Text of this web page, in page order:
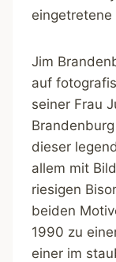
Jim
auf
seiner Frau
dieser
allem mit
riesigen
beiden
1990 zu
einer im